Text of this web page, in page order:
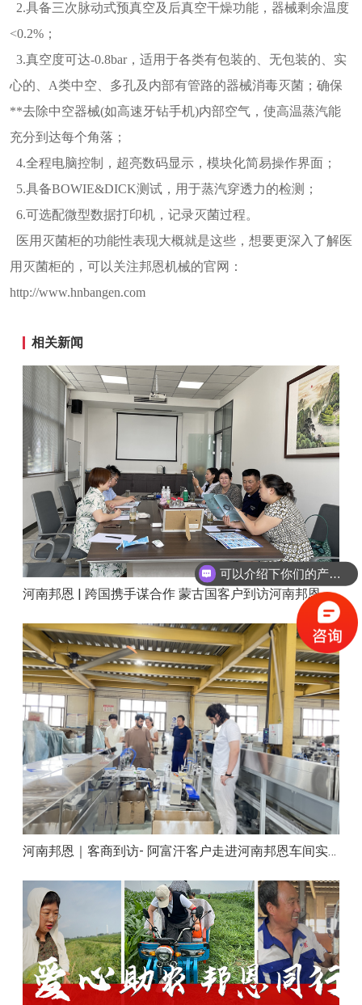
2.具备三次脉动式预真空及后真空干燥功能，器械剩余温度
<0.2%；
3.真空度可达-0.8bar，适用于各类有包装的、无包装的、实
心的、A类中空、多孔及内部有管路的器械消毒灭菌；确保
**去除中空器械(如高速牙钻手机)内部空气，使高温蒸汽能
充分到达每个角落；
4.全程电脑控制，超亮数码显示，模块化简易操作界面；
5.具备BOWIE&DICK测试，用于蒸汽穿透力的检测；
6.可选配微型数据打印机，记录灭菌过程。
医用灭菌柜的功能性表现大概就是这些，想要更深入了解医
用灭菌柜的，可以关注邦恩机械的官网：
http://www.hnbangen.com
相关新闻
河南邦恩 | 跨国携手谋合作 蒙古国客户到访河南邦恩实地考察洽谈
河南邦恩｜客商到访- 阿富汗客户走进河南邦恩车间实地洽谈合作
可以介绍下你们的产品么？